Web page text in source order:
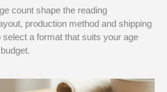
count shape the reading
production method and shipping
select a format that suits your age